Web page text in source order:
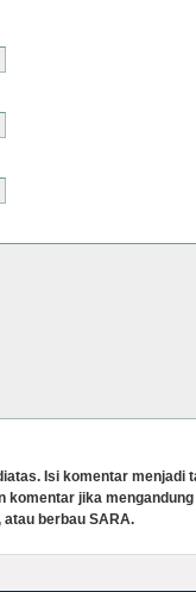
Isi komentar menjadi
jika
berbau SARA.